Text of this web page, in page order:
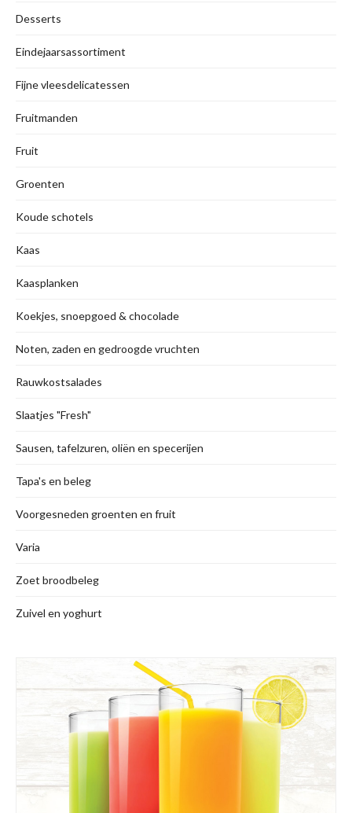
Desserts
Eindejaarsassortiment
Fijne vleesdelicatessen
Fruitmanden
Fruit
Groenten
Koude schotels
Kaas
Kaasplanken
Koekjes, snoepgoed & chocolade
Noten, zaden en gedroogde vruchten
Rauwkostsalades
Slaatjes "Fresh"
Sausen, tafelzuren, oliën en specerijen
Tapa's en beleg
Voorgesneden groenten en fruit
Varia
Zoet broodbeleg
Zuivel en yoghurt